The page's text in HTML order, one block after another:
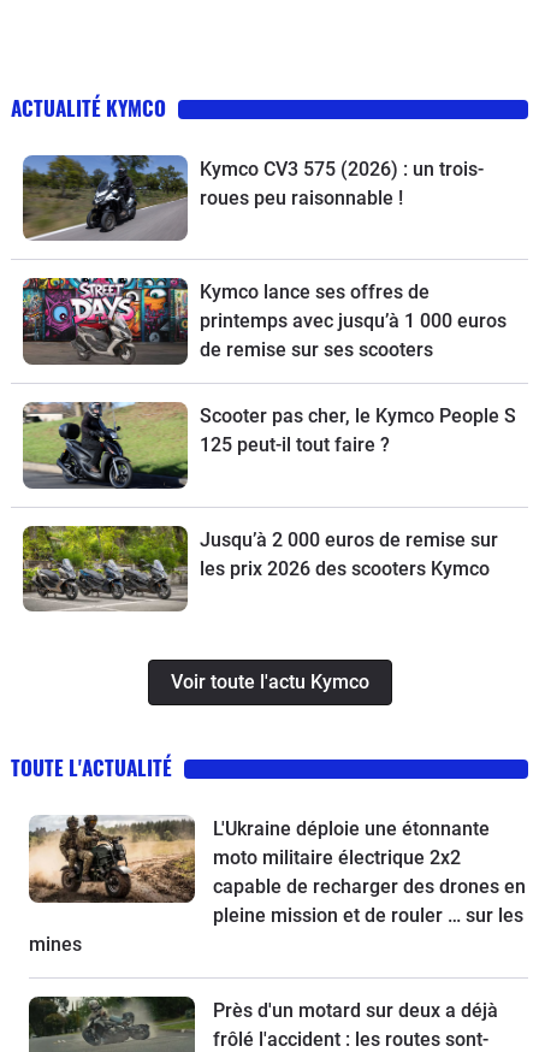
ACTUALITÉ KYMCO
Kymco CV3 575 (2026) : un trois-
roues peu raisonnable !
Kymco lance ses offres de
printemps avec jusqu’à 1 000 euros
de remise sur ses scooters
Scooter pas cher, le Kymco People S
125 peut-il tout faire ?
Jusqu’à 2 000 euros de remise sur
les prix 2026 des scooters Kymco
Voir toute l'actu Kymco
TOUTE L'ACTUALITÉ
L'Ukraine déploie une étonnante
moto militaire électrique 2x2
capable de recharger des drones en
pleine mission et de rouler … sur les
mines
Près d'un motard sur deux a déjà
frôlé l'accident : les routes sont-